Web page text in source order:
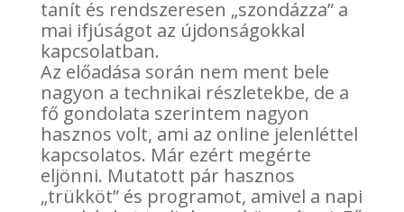
tanít és rendszeresen „szondázza” a
mai ifjúságot az újdonságokkal
kapcsolatban.
Az előadása során nem ment bele
nagyon a technikai részletekbe, de a
fő gondolata szerintem nagyon
hasznos volt, ami az online jelenléttel
kapcsolatos. Már ezért megérte
eljönni. Mutatott pár hasznos
„trükköt” és programot, amivel a napi